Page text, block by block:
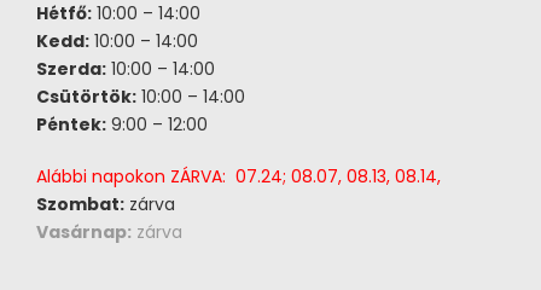
Hétfő: 10:00 – 14:00
Kedd: 10:00 – 14:00
Szerda: 10:00 – 14:00
Csütörtök: 10:00 – 14:00
Péntek: 9:00 – 12:00
Alábbi napokon ZÁRVA: 07.24; 08.07, 08.13, 08.14,
Szombat: zárva
Vasárnap: zárva